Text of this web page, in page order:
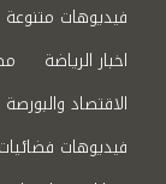
فيديوهات متنوعة
اخبار الرياضة
الاقتصاد والبورصة
فيديوهات فضائيات